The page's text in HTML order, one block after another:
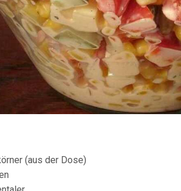
(aus der Dose)